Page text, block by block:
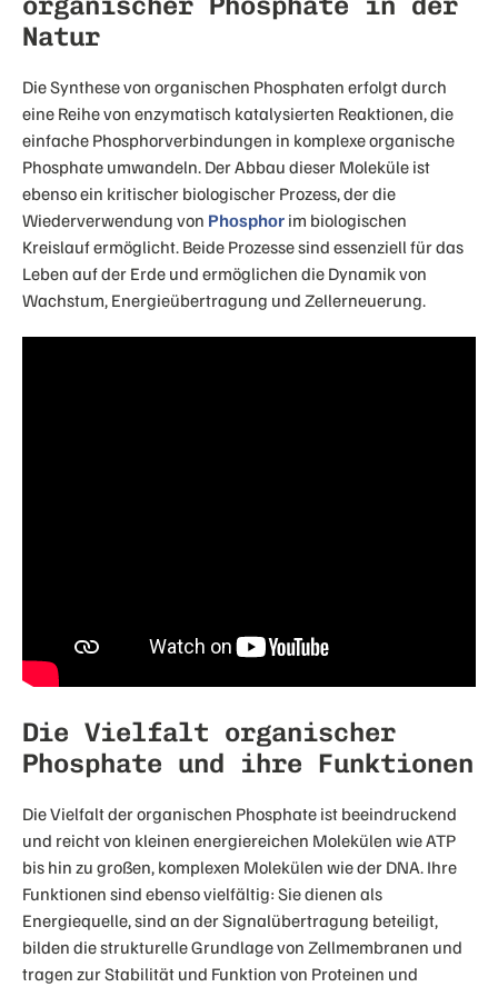
Natur
Die Synthese von organischen Phosphaten erfolgt durch
eine Reihe von enzymatisch katalysierten Reaktionen, die
einfache Phosphorverbindungen in komplexe organische
Phosphate umwandeln. Der Abbau dieser Moleküle ist
ebenso ein kritischer biologischer Prozess, der die
Wiederverwendung von Phosphor im biologischen
Kreislauf ermöglicht. Beide Prozesse sind essenziell für das
Leben auf der Erde und ermöglichen die Dynamik von
Wachstum, Energieübertragung und Zellerneuerung.
Die Vielfalt organischer
Phosphate und ihre Funktionen
Die Vielfalt der organischen Phosphate ist beeindruckend
und reicht von kleinen energiereichen Molekülen wie ATP
bis hin zu großen, komplexen Molekülen wie der DNA. Ihre
Funktionen sind ebenso vielfältig: Sie dienen als
Energiequelle, sind an der Signalübertragung beteiligt,
bilden die strukturelle Grundlage von Zellmembranen und
tragen zur Stabilität und Funktion von Proteinen und